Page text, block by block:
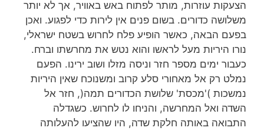
הצעקות עוזרות, מותר לפתוח באש באוויר, אך לא יותר
משלושה כדורים. בשום פנים אין לירות כדי לפגוע. ואכן
בפעם הבאה, כאשר הופיע פלח לחרוש בשטח ישראלי,
נורו היריות מעל לראשו והוא נטש את מחרשתו וברח.
כעבור ימים מספר חזר וניסה מזלו ושוב ירינו. הפעם
נמלט רק אל מאחורי סלע קרוב ומשנוכח שאין היריות
נמשכות )'מכסת' שלושת הכדורים תמה(, חזר אל
השדה ואל המחרשה, והניחו לו לחרוש. כשגדלה
התבואה באותה חלקת שדה, היו שהציעו להעלותה